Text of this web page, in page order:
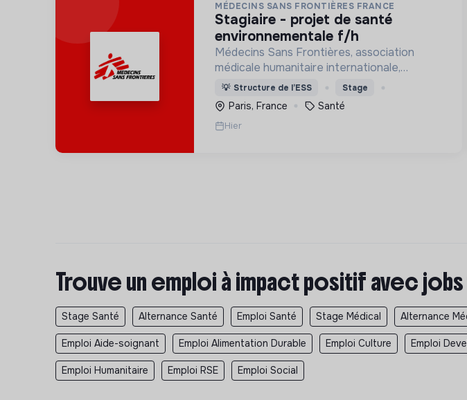
MÉDECINS SANS FRONTIÈRES FRANCE
stagiaire - projet de santé
environnementale f/h
Médecins Sans Frontières, association
médicale humanitaire internationale,
apporte une assistance médicale à des
populations dont la vie est menacée.
💡 Structure de l’ESS Stage
Paris, France Santé
Hier
Trouve un emploi à impact positif avec
Stage Santé Alternance Santé Emploi Santé Stage Médical Alternance
Emploi Aide-soignant Emploi Alimentation Durable Emploi Culture Emploi
Emploi Humanitaire Emploi RSE Emploi Social